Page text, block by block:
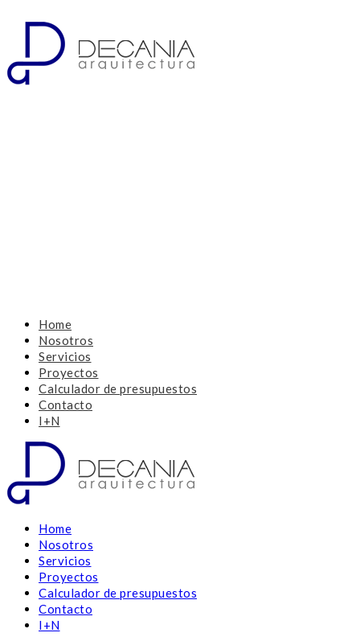
Home
Nosotros
Servicios
Proyectos
Calculador de presupuestos
Contacto
I+N
Home
Nosotros
Servicios
Proyectos
Calculador de presupuestos
Contacto
I+N